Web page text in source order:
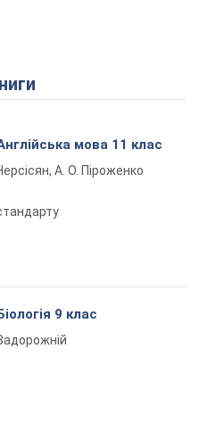
мова 11 клас
А. О. Піроженко
9 клас